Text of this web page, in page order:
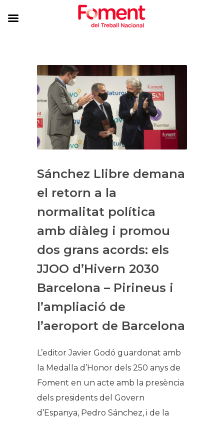
Sánchez Llibre demana
el retorn a la
normalitat política
amb diàleg i promou
dos grans acords: els
JJOO d’Hivern 2030
Barcelona – Pirineus i
l’ampliació de
l’aeroport de Barcelona
L’editor Javier Godó guardonat amb
la Medalla d’Honor dels 250 anys de
Foment en un acte amb la presència
dels presidents del Govern
d’Espanya, Pedro Sánchez, i de la